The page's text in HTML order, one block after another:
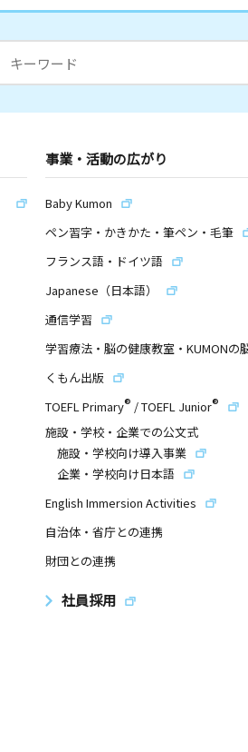
事業・活動の広がり
Baby Kumon
ペン習字・かきかた・筆ペン・毛筆
フランス語・ドイツ語
Japanese（日本語）
通信学習
学習療法・脳の健康教室・KUMONの
くもん出版
TOEFL Primary® /TOEFL Junior®
施設・学校・企業での公文式
施設・学校向け導入事業
企業・学校向け日本語
English Immersion Activities
自治体・省庁との連携
財団との連携
社員採用